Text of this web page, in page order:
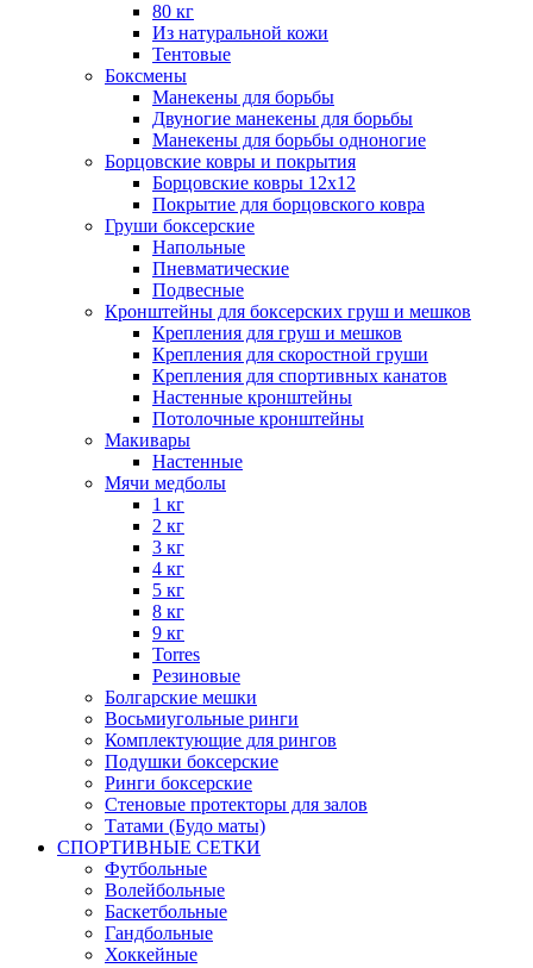
80 кг
Из натуральной кожи
Тентовые
Боксмены
Манекены для борьбы
Двуногие манекены для борьбы
Манекены для борьбы одноногие
Борцовские ковры и покрытия
Борцовские ковры 12х12
Покрытие для борцовского ковра
Груши боксерские
Напольные
Пневматические
Подвесные
Кронштейны для боксерских груш и мешков
Крепления для груш и мешков
Крепления для скоростной груши
Крепления для спортивных канатов
Настенные кронштейны
Потолочные кронштейны
Макивары
Настенные
Мячи медболы
1 кг
2 кг
3 кг
4 кг
5 кг
8 кг
9 кг
Torres
Резиновые
Болгарские мешки
Восьмиугольные ринги
Комплектующие для рингов
Подушки боксерские
Ринги боксерские
Стеновые протекторы для залов
Татами (Будо маты)
СПОРТИВНЫЕ СЕТКИ
Футбольные
Волейбольные
Баскетбольные
Гандбольные
Хоккейные